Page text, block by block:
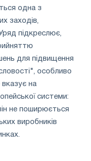
одна з
заходів,
підкреслює,
для підвищення
особливо
вказує на
системи:
не поширюється
виробників